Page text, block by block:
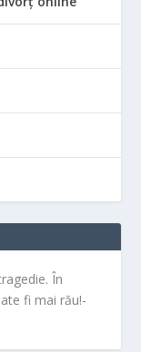
În
fi mai rău!-